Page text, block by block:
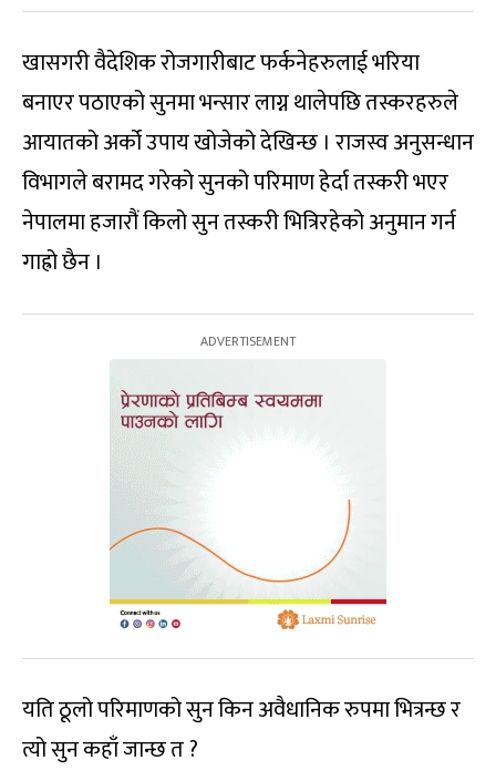
खासगरी वैदेशिक रोजगारीबाट फर्कनेहरुलाई भरिया
बनाएर पठाएको सुनमा भन्सार लाग्न थालेपछि तस्करहरुले
आयातको अर्को उपाय खोजेको देखिन्छ । राजस्व अनुसन्धान
विभागले बरामद गरेको सुनको परिमाण हेर्दा तस्करी भएर
नेपालमा हजारौं किलो सुन तस्करी भित्रिरहेको अनुमान गर्न
गाह्रो छैन ।
यति ठूलो परिमाणको सुन किन अवैधानिक रुपमा भित्रन्छ र
त्यो सुन कहाँ जान्छ त ?